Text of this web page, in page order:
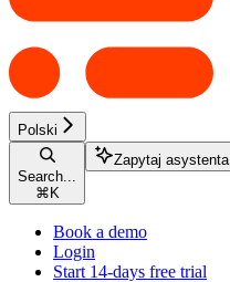
Polski
Search...
⌘ K
Zapytaj asystenta
Book a demo
Login
Start 14-days free trial